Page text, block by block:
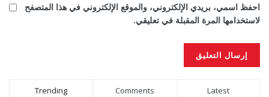
احفظ اسمي، بريدي الإلكتروني، والموقع الإلكتروني في هذا المتصفح
لاستخدامها المرة المقبلة في تعليقي.
Alternative:
Trending Comments Latest